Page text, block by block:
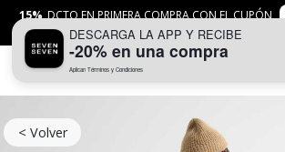
15% DCTO EN PRIMERA COMPRA CON EL CUPÓN
APLICANTYC
< Volver
DESCARGA LA APP Y RECIBE
-20% en una compra
Aplican Términos y Condiciones